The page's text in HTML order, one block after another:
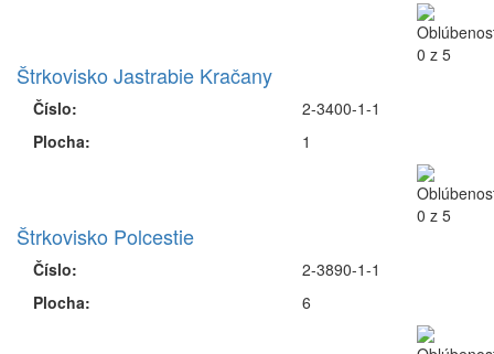
Štrkovisko Jastrabie Kračany
Číslo:
Plocha:
2-3400-1-1
1
Štrkovisko Polcestie
Číslo:
Plocha:
2-3890-1-1
6